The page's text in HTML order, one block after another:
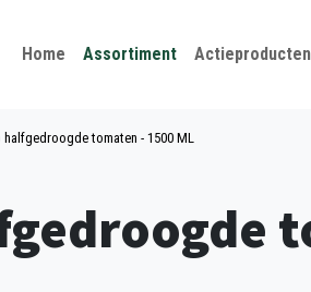
Home Assortiment Actieproducten
tomaten - 1500 ML